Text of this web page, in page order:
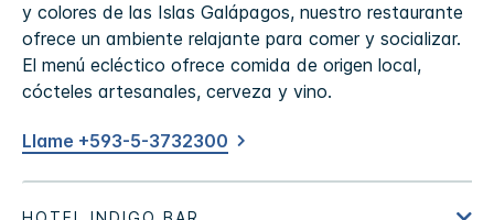
y colores de las Islas Galápagos, nuestro restaurante
ofrece un ambiente relajante para comer y socializar.
El menú ecléctico ofrece comida de origen local,
cócteles artesanales, cerveza y vino.
Llame +593-5-3732300